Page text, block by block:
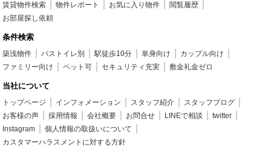
賃貸物件検索 物件レポート お気に入り物件
閲覧履歴
お部屋探し依頼
条件検索
築浅物件 バストイレ別 駅徒歩10分 単身向け
カップル向け
ファミリー向け
ペット可 セキュリティ充実 敷金礼金ゼロ
当社について
トップページ インフォメーション スタッフ紹介
スタッフブログ
お客様の声
採用情報 会社概要 お問合せ LINEで相談
twitter
Instagram
個人情報の取扱いについて
カスタマーハラスメントに対する方針